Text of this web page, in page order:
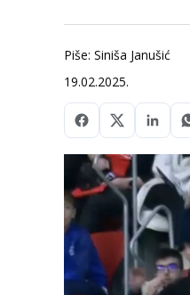
Piše: Siniša Janušić
19.02.2025.